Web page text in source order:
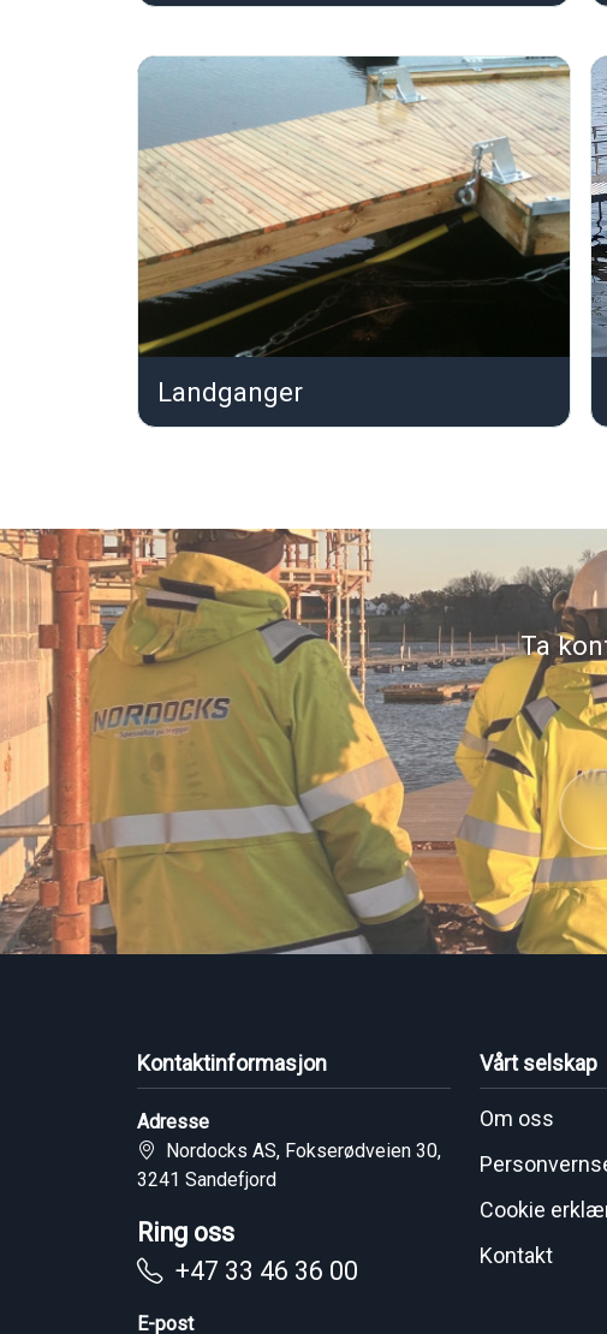
Landganger
Ta
Kontaktinformasjon
Adresse
Nordocks AS, Fokserødveien 30,
3241 Sandefjord
Ring oss
+47 33 46 36 00
E-post
Vårt selskap
Om oss
Cookie
Kontakt